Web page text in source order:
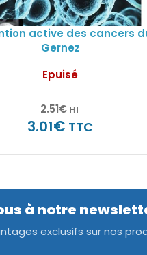
active des cancers
Gernez
Epuisé
2.51€ HT
3.01€ TTC
à notre
exclusifs sur nos